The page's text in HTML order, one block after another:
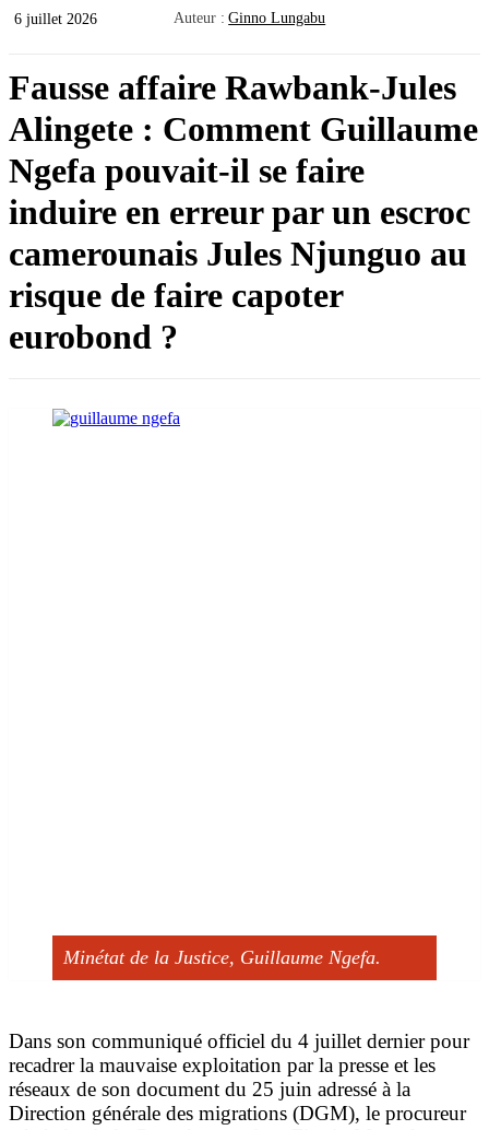
6 juillet 2026 Auteur : Ginno Lungabu
Fausse affaire Rawbank-Jules
Alingete : Comment Guillaume
Ngefa pouvait-il se faire
induire en erreur par un escroc
camerounais Jules Njunguo au
risque de faire capoter
eurobond ?
Minétat de la Justice, Guillaume Ngefa.
Dans son communiqué officiel du 4 juillet dernier pour
recadrer la mauvaise exploitation par la presse et les
réseaux de son document du 25 juin adressé à la
Direction générale des migrations (DGM), le procureur